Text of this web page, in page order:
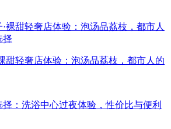
甜轻奢店体验：泡汤品荔枝，都市人的